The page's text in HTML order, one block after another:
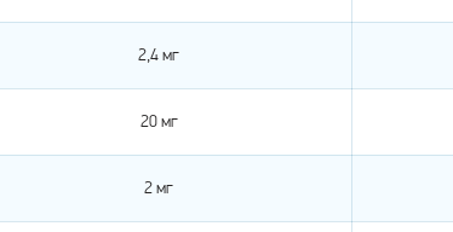
2,4 мг
20 мг
2 мг